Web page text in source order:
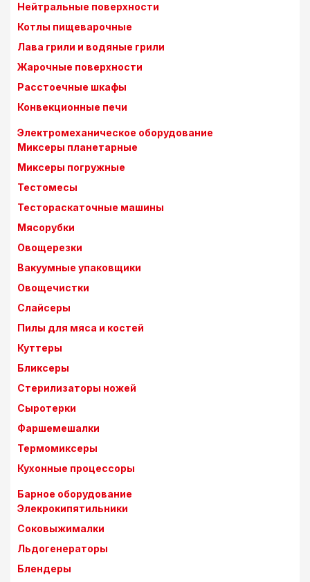
Нейтральные поверхности
Котлы пищеварочные
Лава грили и водяные грили
Жарочные поверхности
Расстоечные шкафы
Конвекционные печи
Электромеханическое оборудование
Миксеры планетарные
Миксеры погружные
Тестомесы
Тестораскаточные машины
Мясорубки
Овощерезки
Вакуумные упаковщики
Овощечистки
Слайсеры
Пилы для мяса и костей
Куттеры
Бликсеры
Стерилизаторы ножей
Сыротерки
Фаршемешалки
Термомиксеры
Кухонные процессоры
Барное оборудование
Элекрокипятильники
Соковыжималки
Льдогенераторы
Блендеры